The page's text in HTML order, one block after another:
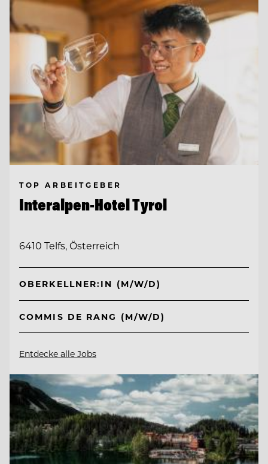
TOP ARBEITGEBER
Interalpen-Hotel Tyrol
6410 Telfs, Österreich
OBERKELLNER:IN (M/W/D)
COMMIS DE RANG (M/W/D)
Entdecke alle Jobs